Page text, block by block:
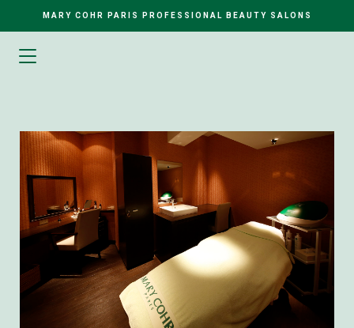
MARY COHR PARIS PROFESSIONAL BEAUTY SALONS